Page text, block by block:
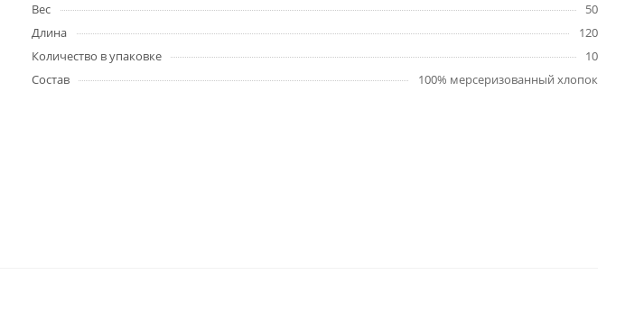
Вес
50
Длина
120
Количество в упаковке
10
Состав
100% мерсеризованный хлопок